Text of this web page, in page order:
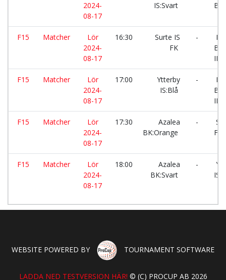
2024-
08-17
IS:Svart
F15 Matcher
Lör
2024-
08-17
16:30
Surte IS
FK
-
F15 Matcher
Lör
2024-
08-17
17:00
Ytterby
IS:Blå
-
F15 Matcher
Lör
2024-
08-17
17:30
Azalea
BK:Orange
-
FK
F15 Matcher
Lör
2024-
08-17
18:00
Azalea
BK:Svart
-
WEBSITE POWERED BY TOURNAMENT SOFTWARE
LADDA NED TESTVERSION HÄR! © (C) PROCUP AB 2026